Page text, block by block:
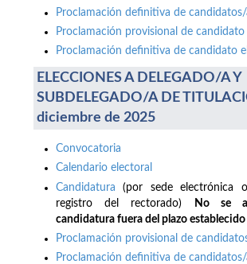
Proclamación definitiva de candidatos/
Proclamación provisional de
Proclamación definitiva de candidato
ELECCIONES A DELEGADO/A Y
SUBDELEGADO/A DE
diciembre de 2025
Convocatoria
Calendario electoral
Candidatura (por sede electrónica o
registro del rectorado)
No se
candidatura fuera del plazo
Proclamación provisional de
Proclamación definitiva de